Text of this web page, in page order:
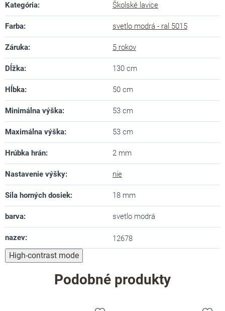
Kategória: Školské lavice
Farba: svetlo modrá - ral 5015
Záruka: 5 rokov
Dĺžka: 130 cm
Hĺbka: 50 cm
Minimálna výška: 53 cm
Maximálna výška: 53 cm
Hrúbka hrán: 2 mm
Nastavenie výšky: nie
Sila horných dosiek: 18 mm
barva: svetlo modrá
nazev: 12678
High-contrast mode
Podobné produkty